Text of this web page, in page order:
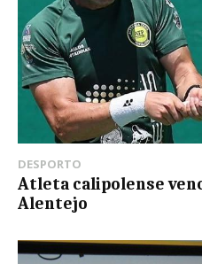
DESPORTO
Atleta calipolense
Alentejo